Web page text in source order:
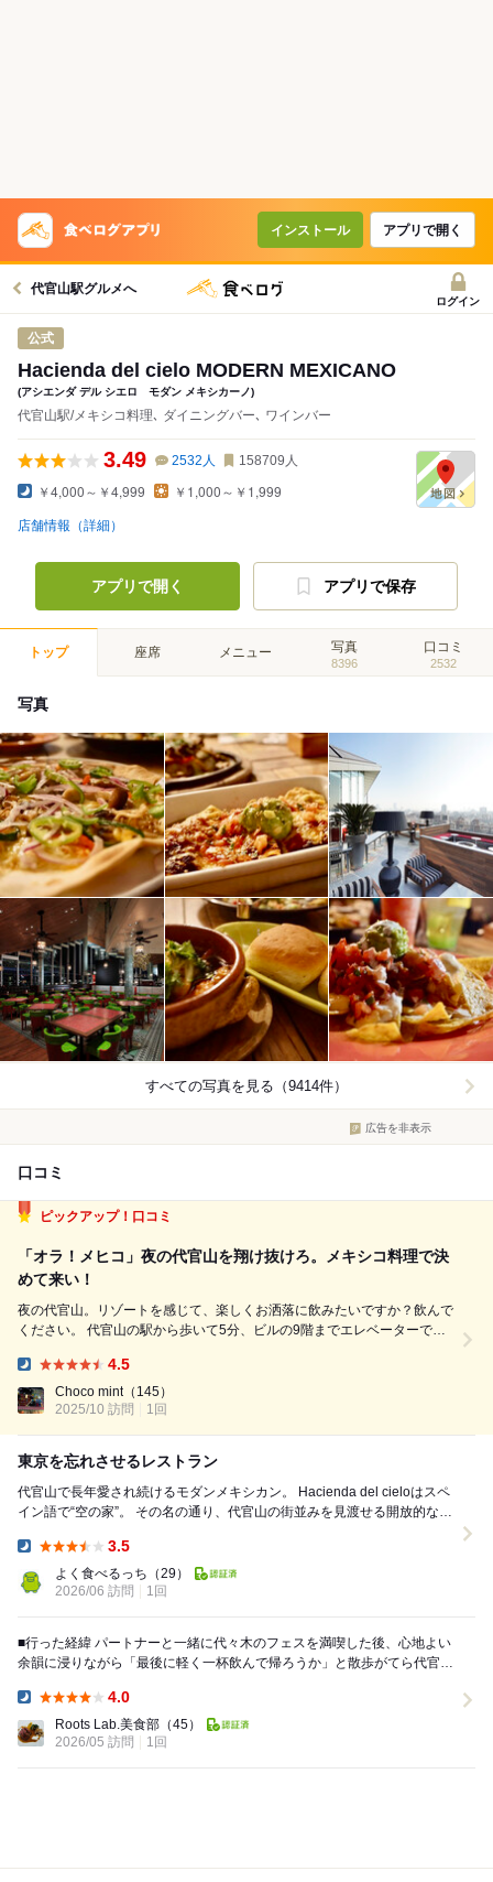
インストール アプリで開く
代官山駅グルメへ
ログイン
公式
Hacienda del cielo MODERN MEXICANO
(アシエンダ デル シエロ モダン メキシカーノ)
代官山駅/メキシコ料理､ ダイニングバー､ ワインバー
3.49 2532 人 158709 人
￥4,000～￥4,999 ￥1,000～￥1,999
店舗情報（詳細）
アプリで開く アプリで保存
トップ 座席 メニュー 写真
8396
口コミ
2532
写真
すべての写真を見る（9414件）
広告を非表示
口コミ
ピックアップ！口コミ
「オラ！メヒコ」夜の代官山を翔け抜けろ。メキシコ料理で決
めて来い！
夜の代官山。リゾートを感じて、楽しくお洒落に飲みたいですか？飲んで
ください。 代官山の駅から歩いて5分、ビルの9階までエレベーターで上
4.5
Choco mint （145）
2025/10 訪問
1回
東京を忘れさせるレストラン
代官山で長年愛され続けるモダンメキシカン。 Hacienda del cieloはスペ
イン語で“空の家”。 その名の通り、代官山の街並みを見渡せる開放的なテ
3.5
よく食べるっち （29）
2026/06 訪問
1回
■行った経緯 パートナーと一緒に代々木のフェスを満喫した後、心地よい
余韻に浸りながら「最後に軽く一杯飲んで帰ろうか」と散歩がてら代官山
4.0
Roots Lab.美食部 （45）
2026/05 訪問
1回